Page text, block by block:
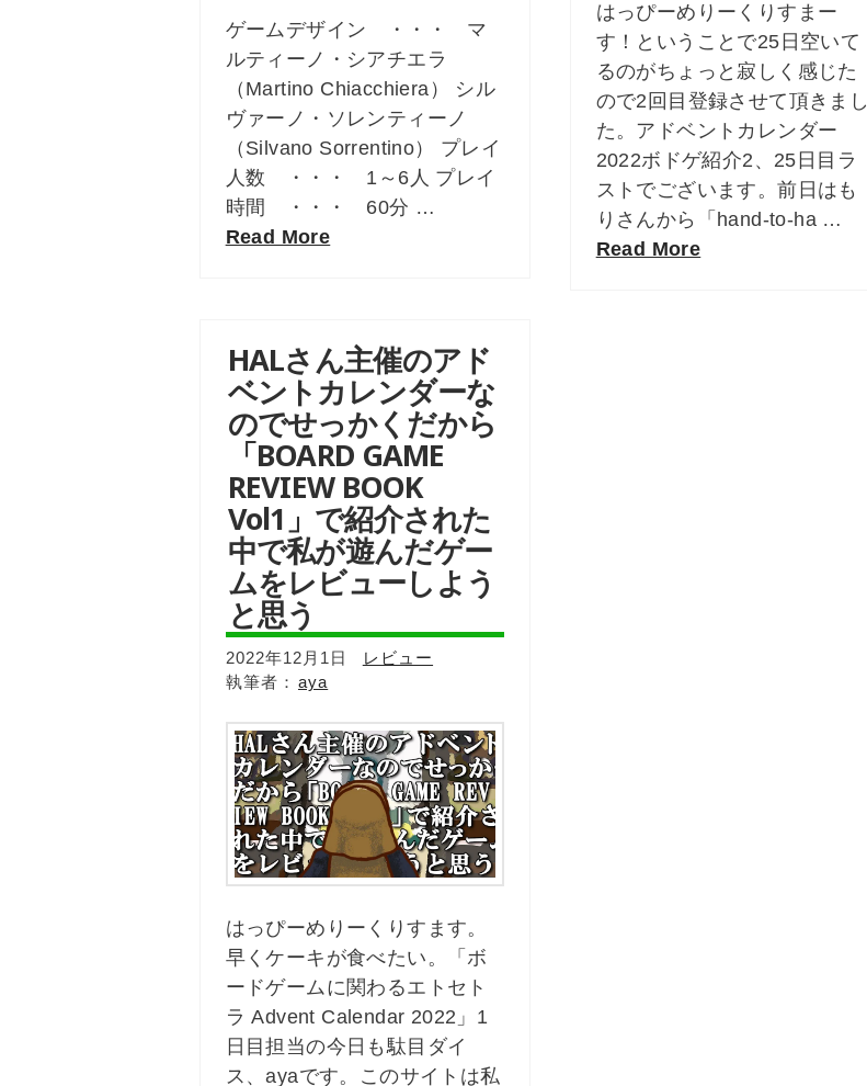
ゲームデザイン ・・・ マ
ルティーノ・シアチエラ
（Martino Chiacchiera） シル
ヴァーノ・ソレンティーノ
（Silvano Sorrentino） プレイ
人数 ・・・ 1～6人 プレイ
時間 ・・・ 60分 …
Read More
はっぴーめりーくりすまー
す！ということで25日空いて
るのがちょっと寂しく感じた
ので2回目登録させて頂きまし
た。アドベントカレンダー
2022ボドゲ紹介2、25日目ラ
ストでございます。前日はも
りさんから「hand-to-ha …
Read More
HALさん主催のアド
ベントカレンダーな
のでせっかくだから
「BOARD GAME
REVIEW BOOK
Vol1」で紹介された
中で私が遊んだゲー
ムをレビューしよう
と思う
2022年12月1日
レビュー
aya
はっぴーめりーくりすます。
早くケーキが食べたい。「ボ
ードゲームに関わるエトセト
ラ Advent Calendar 2022」1
日目担当の今日も駄目ダイ
ス、ayaです。このサイトは私